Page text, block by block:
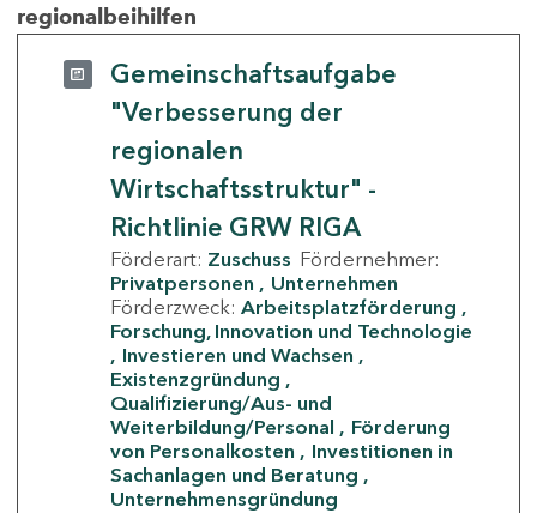
regionalbeihilfen
Gemeinschaftsaufgabe
"Verbesserung der
regionalen
Wirtschaftsstruktur" -
Richtlinie GRW RIGA
Förderart: Zuschuss Fördernehmer:
Privatpersonen
Unternehmen
Förderzweck: Arbeitsplatzförderung
Forschung, Innovation und Technologie
Investieren und Wachsen
Existenzgründung
Qualifizierung/Aus- und
Weiterbildung/Personal
Förderung
von Personalkosten
Investitionen in
Sachanlagen und Beratung
Unternehmensgründung